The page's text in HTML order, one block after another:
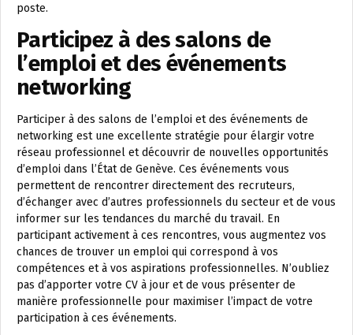
poste.
Participez à des salons de
l’emploi et des événements
networking
Participer à des salons de l’emploi et des événements de
networking est une excellente stratégie pour élargir votre
réseau professionnel et découvrir de nouvelles opportunités
d’emploi dans l’État de Genève. Ces événements vous
permettent de rencontrer directement des recruteurs,
d’échanger avec d’autres professionnels du secteur et de vous
informer sur les tendances du marché du travail. En
participant activement à ces rencontres, vous augmentez vos
chances de trouver un emploi qui correspond à vos
compétences et à vos aspirations professionnelles. N’oubliez
pas d’apporter votre CV à jour et de vous présenter de
manière professionnelle pour maximiser l’impact de votre
participation à ces événements.